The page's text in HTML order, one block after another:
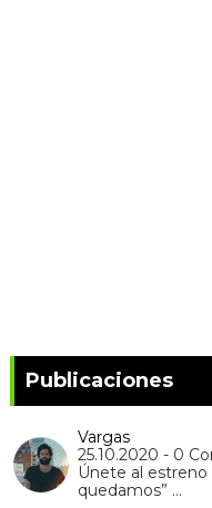
Publicaciones
Vargas
25.10.2020 - 0
Únete al
quedamos” …